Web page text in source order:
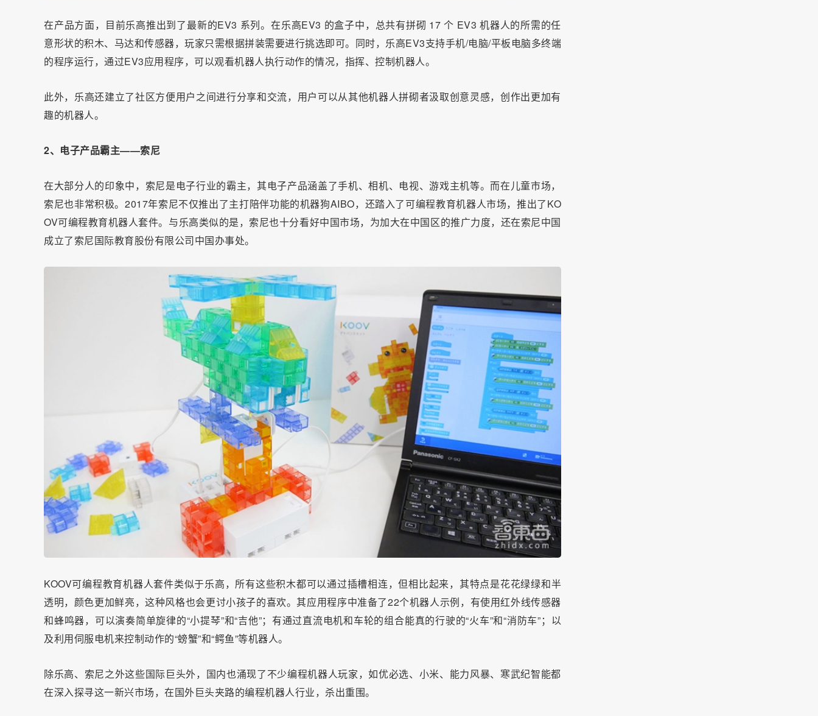
在产品方面，目前乐高推出到了最新的EV3 系列。在乐高EV3 的盒子中，总共有拼砌 17 个 EV3 机器人的所需的任
意形状的积木、马达和传感器，玩家只需根据拼装需要进行挑选即可。同时，乐高EV3支持手机/电脑/平板电脑多终端
的程序运行，通过EV3应用程序，可以观看机器人执行动作的情况，指挥、控制机器人。
此外，乐高还建立了社区方便用户之间进行分享和交流，用户可以从其他机器人拼砌者汲取创意灵感，创作出更加有
趣的机器人。
2、电子产品霸主——索尼
在大部分人的印象中，索尼是电子行业的霸主，其电子产品涵盖了手机、相机、电视、游戏主机等。而在儿童市场，
索尼也非常积极。2017年索尼不仅推出了主打陪伴功能的机器狗AIBO，还踏入了可编程教育机器人市场，推出了KO
OV可编程教育机器人套件。与乐高类似的是，索尼也十分看好中国市场，为加大在中国区的推广力度，还在索尼中国
成立了索尼国际教育股份有限公司中国办事处。
KOOV可编程教育机器人套件类似于乐高，所有这些积木都可以通过插槽相连，但相比起来，其特点是花花绿绿和半
透明，颜色更加鲜亮，这种风格也会更讨小孩子的喜欢。其应用程序中准备了22个机器人示例，有使用红外线传感器
和蜂鸣器，可以演奏简单旋律的“小提琴”和“吉他”；有通过直流电机和车轮的组合能真的行驶的“火车”和“消防车”；以
及利用伺服电机来控制动作的“螃蟹”和“鳄鱼”等机器人。
除乐高、索尼之外这些国际巨头外，国内也涌现了不少编程机器人玩家，如优必选、小米、能力风暴、寒武纪智能都
在深入探寻这一新兴市场，在国外巨头夹路的编程机器人行业，杀出重围。